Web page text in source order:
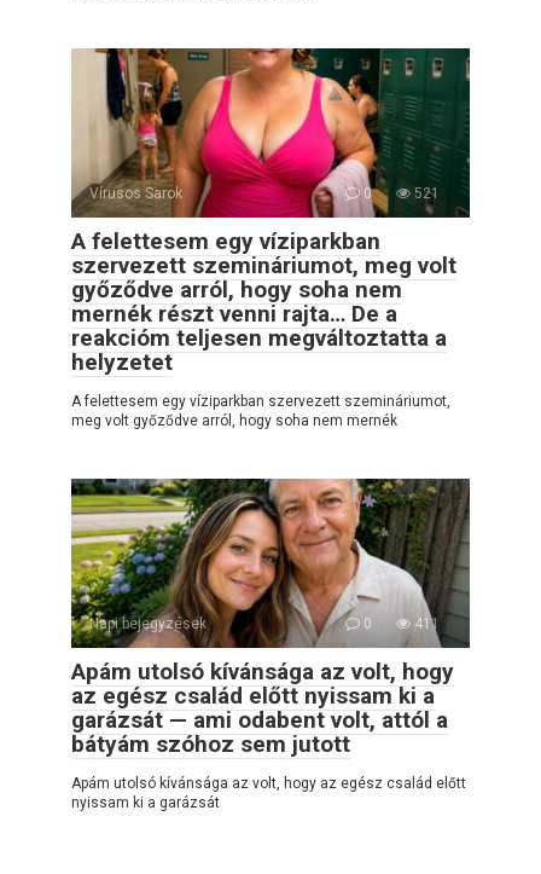
Vírusos Sarok 0 521
A felettesem egy víziparkban
szervezett szemináriumot, meg volt
győződve arról, hogy soha nem
mernék részt venni rajta… De a
reakcióm teljesen megváltoztatta a
helyzetet
A felettesem egy víziparkban szervezett szemináriumot,
meg volt győződve arról, hogy soha nem mernék
Napi bejegyzések 0 411
Apám utolsó kívánsága az volt, hogy
az egész család előtt nyissam ki a
garázsát — ami odabent volt, attól a
bátyám szóhoz sem jutott
Apám utolsó kívánsága az volt, hogy az egész család előtt
nyissam ki a garázsát